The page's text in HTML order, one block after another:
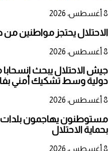
8 أغسطس، 2026
الاحتلال يحتجز مواطنين
8 أغسطس، 2026
جيش الاحتلال يبحث
دولية وسط تشكيك أمني
8 أغسطس، 2026
مستوطنون يهاجمون بلدات
بحماية الاحتلال
8 أغسطس، 2026